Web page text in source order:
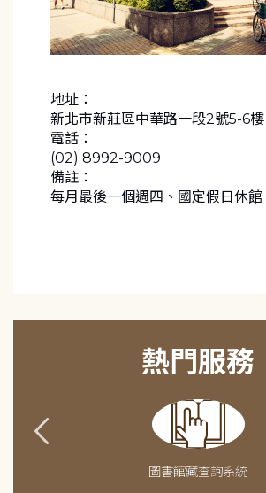
地址：
新北市新莊區中華路一段2號5-6樓
電話：
(02) 8992-9009
備註：
每月最後一個週四、國定假日休館
熱門服務
圖書館藏查詢系統